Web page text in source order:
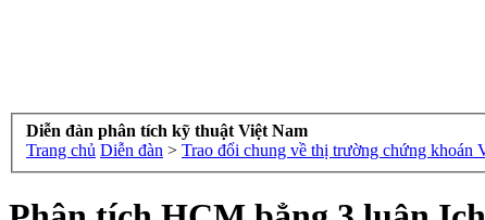
Diễn đàn phân tích kỹ thuật Việt Nam
Trang chủ Diễn đàn > Trao đổi chung về thị trường chứng khoán